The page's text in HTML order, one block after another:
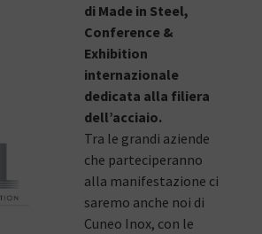
di Made in Steel,
Conference &
Exhibition
internazionale
dedicata alla filiera
dell’acciaio.
Tra le grandi aziende
che parteciperanno
alla manifestazione ci
saremo anche noi di
Cuneo Inox, con le